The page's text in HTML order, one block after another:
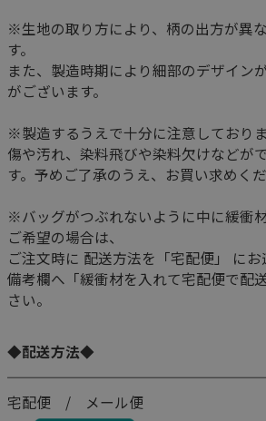
※生地の取り方により、柄の出方が異
す。
また、製造時期により細部のデザイン
がございます。
※製造するうえで十分に注意しており
傷や汚れ、染料飛びや染料欠けなどが
す。予めご了承のうえ、お買い求めくだ
※バッグがつぶれないように中に緩衝
ご希望の場合は、
ご注文時に 配送方法を「宅配便」 にお
備考欄へ「緩衝材を入れて宅配便で配
さい。
◆配送方法◆
宅配便 / メール便